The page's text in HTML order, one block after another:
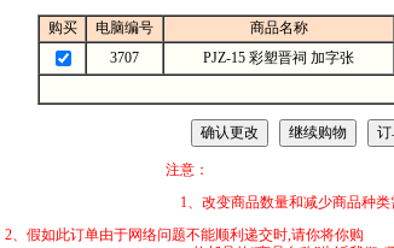
购买 电脑编号 商品名称
3707
PJZ-15 彩塑晋祠 加字张
注意：
1、改变商品数量和减少商品种类需按“
2、假如此订单由于网络问题不